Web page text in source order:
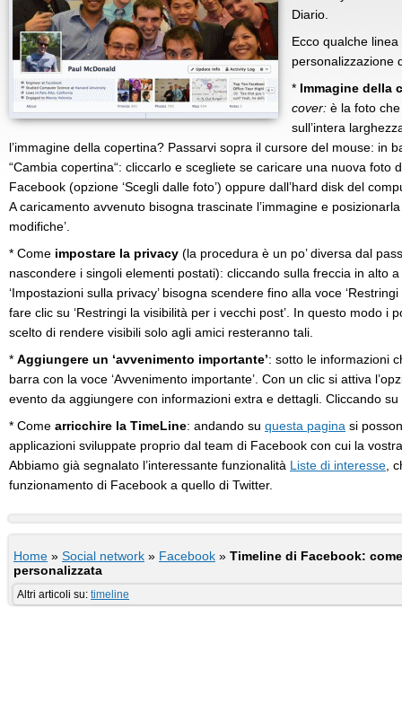
Diario.
Ecco qualche
personalizzazione
* Immagine della
cover: è la foto
sull’intera
l’immagine della copertina? Passarvi sopra il cursore del mouse: in
“Cambia copertina“: cliccarlo e scegliete se caricare una nuova foto
Facebook (opzione ‘Scegli dalle foto’) oppure dall’hard disk del
A caricamento avvenuto bisogna trascinate l’immagine e
modifiche’.
* Come impostare la privacy (la procedura è un po’ diversa dal
nascondere i singoli elementi postati): cliccando sulla freccia in alto
‘Impostazioni sulla privacy’ bisogna scendere fino alla voce
fare clic su ‘Restringi la visibilità per i vecchi post’. In questo modo i
scelto di rendere visibili solo agli amici resteranno tali.
* Aggiungere un ‘avvenimento importante’: sotto le informazioni
barra con la voce ‘Avvenimento importante’. Con un clic si attiva
evento da aggiungere con informazioni extra e dettagli. Cliccando su
* Come arricchire la TimeLine: andando su questa pagina si
applicazioni sviluppate proprio dal team di Facebook con cui la
Abbiamo già segnalato l’interessante funzionalità Liste di interesse ,
funzionamento di Facebook a quello di Twitter.
Home » Social network » Facebook » Timeline di Facebook:
personalizzata
Altri articoli su: timeline